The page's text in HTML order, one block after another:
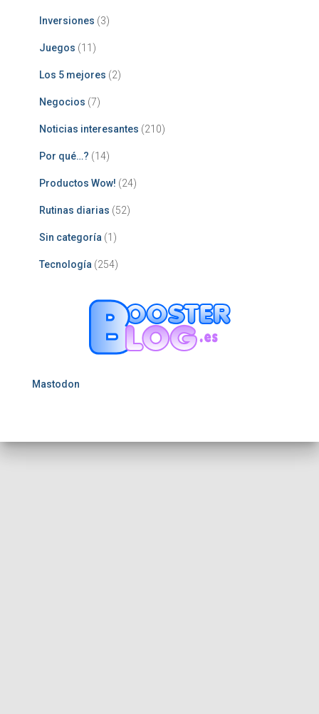
Inversiones (3)
Juegos (11)
Los 5 mejores (2)
Negocios (7)
Noticias interesantes (210)
Por qué…? (14)
Productos Wow! (24)
Rutinas diarias (52)
Sin categoría (1)
Tecnología (254)
Mastodon